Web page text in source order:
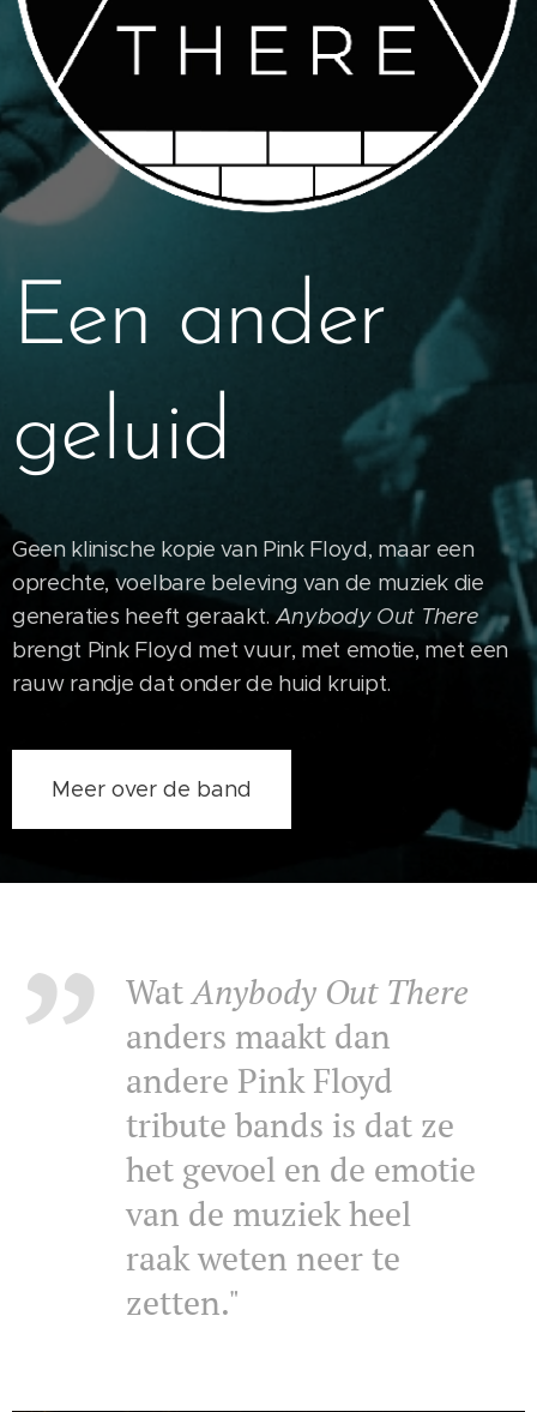
Een ander
geluid
Geen klinische kopie van Pink Floyd, maar een
oprechte, voelbare beleving van de muziek die
generaties heeft geraakt.Anybody Out There
brengt Pink Floyd met vuur, met emotie, met een
rauw randje dat onder de huid kruipt.
Meer over de band
WatAnybody Out There
anders maakt dan
andere Pink Floyd
tribute bands is dat ze
het gevoel en de emotie
van de muziek heel
raak weten neer te
zetten."